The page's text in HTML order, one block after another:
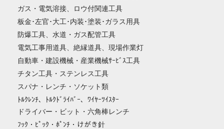
ガス・電気溶接、ロウ付関連工具
板金･左官･大工･内装･塗装･ガラス用具
防爆工具、水道・ガス配管工具
電気工事用道具、絶縁道具、現場作業灯
自動車・建設機械・産業機械ｻｰﾋﾞｽ工具
チタン工具・ステンレス工具
スパナ・レンチ・ソケット類
ﾄﾙｸﾚﾝﾁ、ﾄﾙｸﾄﾞﾗｲﾊﾞｰ、ﾜｲﾔｰﾂｲｽﾀｰ
ドライバー・ビット・六角棒レンチ
ﾌｯｸ・ﾋﾟｯｸ・ﾎﾟﾝﾁ・けがき針